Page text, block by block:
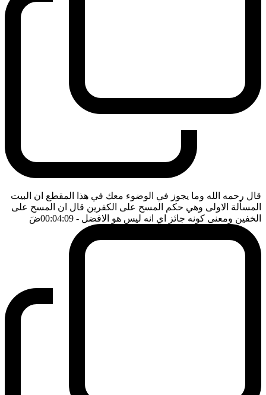
قال رحمه الله وما يجوز في الوضوء معك في هذا المقطع ان البيت
المسألة الاولى وهي حكم المسح على الكفرين قال ان المسح على
الخفين ومعنى كونه جائز اي انه ليس هو الافضل - 00:04:09 ضَ